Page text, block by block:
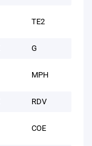
TE2
G
MPH
RDV
COE